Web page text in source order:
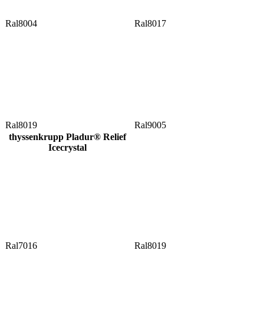
Ral8004 Ral8017
Ral8019
Ral9005
thyssenkrupp Pladur® Relief
Icecrystal
Ral7016 Ral8019